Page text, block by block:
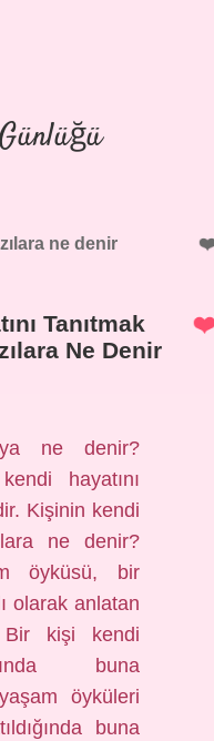
ne denir
Tanıtmak
Ne Denir
ne denir?
hayatını
Kişinin kendi
ne denir?
öyküsü, bir
olarak anlatan
Bir kişi kendi
buna
öyküleri
buna